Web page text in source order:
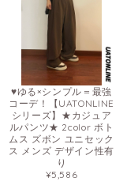
♥ゆる×シンプル＝最強
コーデ！【UATONLINE
シリーズ】★カジュア
ルパンツ★ 2color ボト
ムス ズボン ユニセック
ス メンズ デザイン性有
り
¥5,586